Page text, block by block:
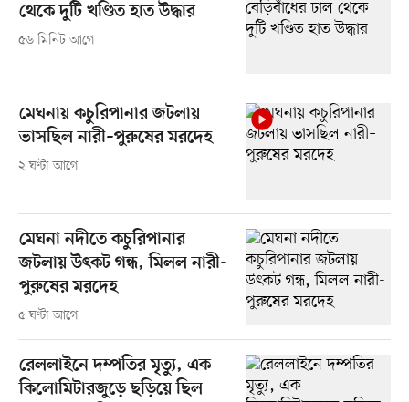
থেকে দুটি খণ্ডিত হাত উদ্ধার
৫৬ মিনিট আগে
মেঘনায় কচুরিপানার জটলায়
ভাসছিল নারী–পুরুষের মরদেহ
২ ঘণ্টা আগে
মেঘনা নদীতে কচুরিপানার
জটলায় উৎকট গন্ধ, মিলল নারী-
পুরুষের মরদেহ
৫ ঘণ্টা আগে
রেললাইনে দম্পতির মৃত্যু, এক
কিলোমিটারজুড়ে ছড়িয়ে ছিল